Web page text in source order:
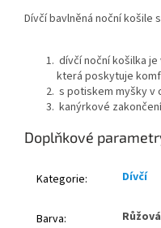
Dívčí bavlněná noční košile
dívčí noční košilka
která poskytuje
s potiskem myšky v
kanýrkové zakončení
Doplňkové
Kategorie: Dívčí
Barva: Růžová